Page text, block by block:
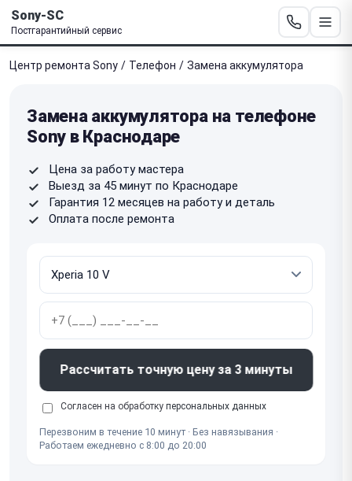
Sony-SC
Постгарантийный сервис
Центр ремонта Sony / Телефон / Замена аккумулятора
Замена аккумулятора на телефоне
Sony в Краснодаре
Цена за работу мастера
Выезд за 45 минут по Краснодаре
Гарантия 12 месяцев на работу и деталь
Оплата после ремонта
Рассчитать точную цену за 3 минуты
Согласен на обработку персональных данных
Перезвоним в течение 10 минут · Без навязывания ·
Работаем ежедневно с 8:00 до 20:00